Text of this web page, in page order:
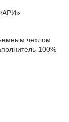
чехлом.
100%